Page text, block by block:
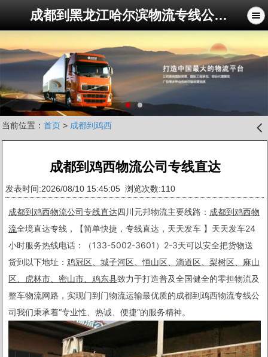
成都到黑龙江哈尔滨物流专线公司-四川元邦物流公司
当前位置： 首页> 成都到鸡西 󰊒
成都到鸡西物流公司专线直达
发表时间:2026/08/10 15:45:05 浏览次数:110
成都到鸡西物流公司专线直达四川元邦物流主要线路： 成都到鸡西物
流全境直达专线，【简单快捷，专线直达，天天发车 】天天发车24
小时服务热线电话：（133-5002-3601）2-3天可以安全把货物送
货到以下地址： 鸡冠区、城子河区、恒山区、滴道区、梨树区、麻山
区、虎林市、密山市、鸡东县致力于打造普及全国健全的零担物流及
整车物流网路，实现门到门物流运输最优质的成都到鸡西物流专线公
司我们秉承着“专业性、热诚、便捷”的服务精神。